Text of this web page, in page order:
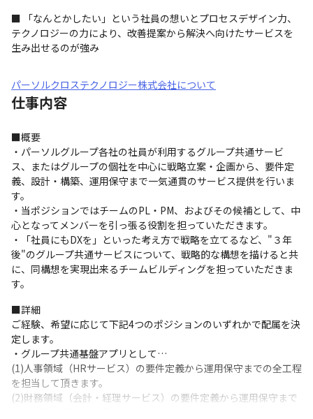
■ 「なんとかしたい」という社員の想いとプロセスデザイン力、
テクノロジーの力により、改善提案から解決へ向けたサービスを
生み出せるのが強み
パーソルクロステクノロジー株式会社について
仕事内容
■概要
・パーソルグループ各社の社員が利用するグループ共通サービ
ス、またはグループの個社を中心に戦略立案・企画から、要件定
義、設計・構築、運用保守まで一気通貫のサービス提供を行いま
す。
・当ポジションではチームのPL・PM、およびその候補として、中
心となってメンバーを引っ張る役割を担っていただきます。
・「社員にもDXを」といった考え方で戦略を立てるなど、"３年
後"のグループ共通サービスについて、戦略的な構想を描けると共
に、同構想を実現出来るチームビルディングを担っていただきま
す。
■詳細
ご経験、希望に応じて下記4つのポジションのいずれかで配属を決
定します。
・グループ共通基盤アプリとして…
(1)人事領域（HRサービス）の要件定義から運用保守までの全工程
を担当して頂きます。
(2)財務領域（会計・経理サービス）の要件定義から運用保守まで